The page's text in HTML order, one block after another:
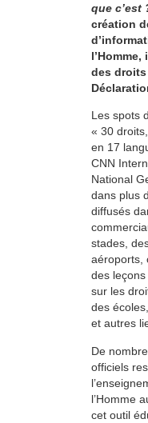
que c’est
création
des
Les spots
« 30
en 17
CNN
National
dans plus
diffusés
stades,
aéroports,
des
sur les
des
et autres
De
officiels
l’Homme
cet outil